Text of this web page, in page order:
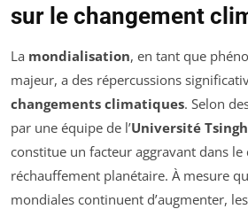
sur le changement
La mondialisation, en tant que
majeur, a des répercussions
changements climatiques. Selon
par une équipe de l’Université
constitue un facteur aggravant dans le
réchauffement planétaire. À mesure
mondiales continuent d’augmenter,